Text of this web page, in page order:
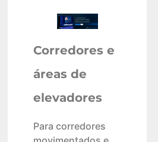
Corredores e
áreas de
elevadores
Para corredores